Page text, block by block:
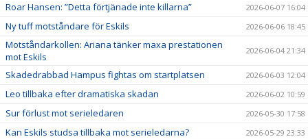
Roar Hansen: ”Detta förtjänade inte killarna” 2026-06-07 16:04
Ny tuff motståndare för Eskils 2026-06-06 18:45
Motståndarkollen: Ariana tänker maxa prestationen
mot Eskils
2026-06-04 21:34
Skadedrabbad Hampus fightas om startplatsen 2026-06-03 12:04
Leo tillbaka efter dramatiska skadan 2026-06-02 10:59
Sur förlust mot serieledaren 2026-05-30 17:58
Kan Eskils studsa tillbaka mot serieledarna? 2026-05-29 23:33